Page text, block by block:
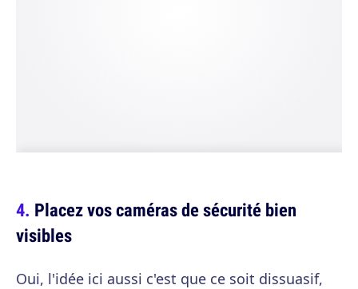
Placez vos caméras de sécurité bien
visibles
Oui, l'idée ici aussi c'est que ce soit dissuasif,